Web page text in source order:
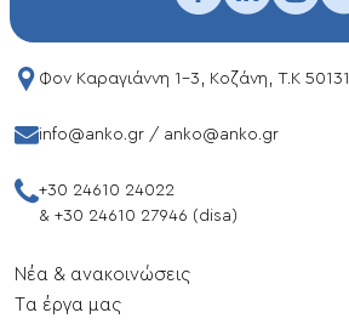
Φον Καραγιάννη 1-3, Κοζάνη, T.K 50131
info@anko.gr / anko@anko.gr
+30 24610 24022
& +30 24610 27946 (disa)
Νέα & ανακοινώσεις
Tα έργα μας